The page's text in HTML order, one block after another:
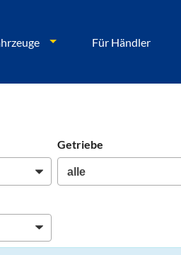
Für Händler
Getriebe